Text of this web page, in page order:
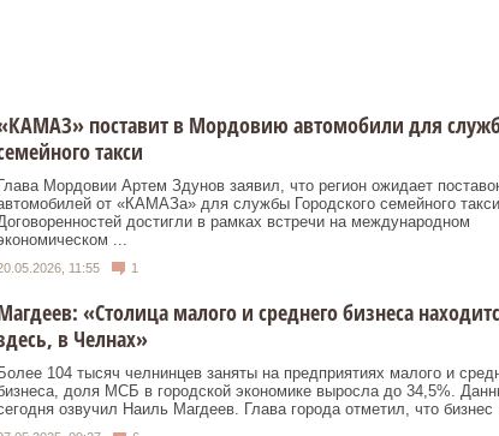
поставит в Мордовию автомобили для
такси
Мордовии Артем Здунов заявил, что регион ожидает
от «КАМАЗа» для службы Городского семейного такси.
достигли в рамках встречи на международном
...
11:55 1
«Столица малого и среднего бизнеса
в Челнах»
Более 104 тысяч челнинцев заняты на предприятиях малого и
доля МСБ в городской экономике выросла до 34,5%.
озвучил Наиль Магдеев. Глава города отметил, что бизнес